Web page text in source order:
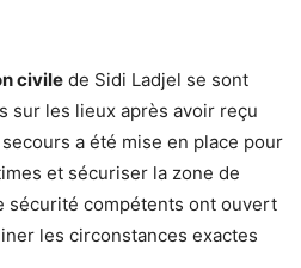
civile de Sidi Ladjel se sont
sur les lieux après avoir reçu
a été mise en place pour
et sécuriser la zone de
sécurité compétents ont ouvert
les circonstances exactes